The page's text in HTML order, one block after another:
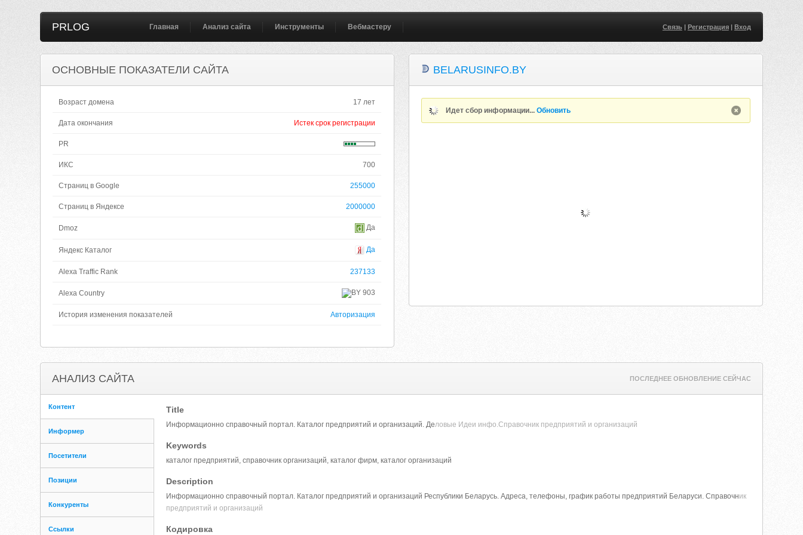
PRLOG Главная Анализ сайта Инструменты Вебмастеру Связь| Регистрация| Вход
ОСНОВНЫЕ ПОКАЗАТЕЛИ САЙТА
Возраст домена 17 лет
Дата окончания Истек срок регистрации
PR
ИКС 700
Страниц в Google 255000
Страниц в Яндексе 2000000
Dmoz Да
Яндекс Каталог Да
Alexa Traffic Rank 237133
Alexa Country 903
История изменения показателей Авторизация
BELARUSINFO.BY
Идет сбор информации...Обновить
АНАЛИЗ САЙТА ПОСЛЕДНЕЕ ОБНОВЛЕНИЕ СЕЙЧАС
Контент
Информер
Посетители
Позиции
Конкуренты
Ссылки
Title
Информационно справочный портал. Каталог предприятий и организаций. Деловые Идеи инфо.Справочник предприятий и организаций
Keywords
каталог предприятий, справочник организаций, каталог фирм, каталог организаций
Description
Информационно справочный портал. Каталог предприятий и организаций Республики Беларусь. Адреса, телефоны, график работы предприятий Беларуси. Справочник
предприятий и организаций
Кодировка